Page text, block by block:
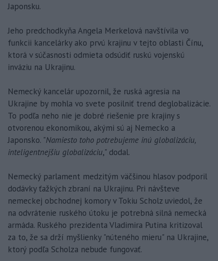
Japonsku.
Jeho predchodkyňa Angela Merkelová navštívila vo
funkcii kancelárky ako prvú krajinu v tejto oblasti Čínu,
ktorá v súčasnosti odmieta odsúdiť ruskú vojenskú
inváziu na Ukrajinu.
Nemecký kancelár upozornil, že ruská agresia na
Ukrajine by mohla vo svete posilniť trend deglobalizácie.
To podľa neho nie je dobré riešenie pre krajiny s
otvorenou ekonomikou, akými sú aj Nemecko a
Japonsko. "Namiesto toho potrebujeme inú globalizáciu,
inteligentnejšiu globalizáciu," dodal.
Nemecký parlament medzitým väčšinou hlasov podporil
dodávky ťažkých zbraní na Ukrajinu. Pri návšteve
nemeckej obchodnej komory v Tokiu Scholz uviedol, že
na odvrátenie ruského útoku je potrebná silná nemecká
armáda. Ruského prezidenta Vladimira Putina kritizoval
za to, že sa drží myšlienky "núteného mieru" na Ukrajine,
ktorý podľa Scholza nebude fungovať.